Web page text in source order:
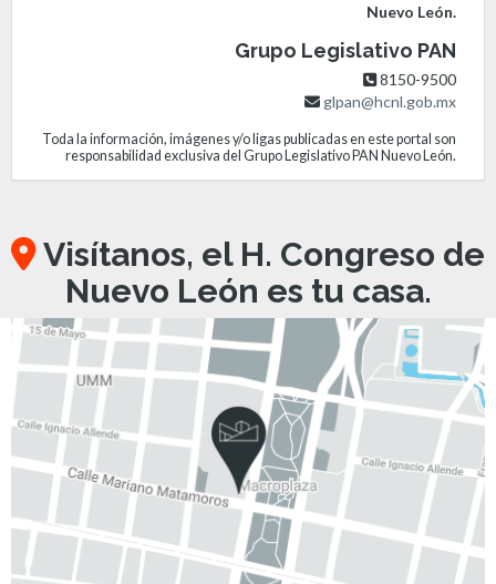
Nuevo León.
Grupo Legislativo PAN
8150-9500
glpan@hcnl.gob.mx
Toda la información, imágenes y/o ligas publicadas en este portal son
responsabilidad exclusiva del Grupo Legislativo PAN Nuevo León.
Visítanos, el H. Congreso de
Nuevo León es tu casa.